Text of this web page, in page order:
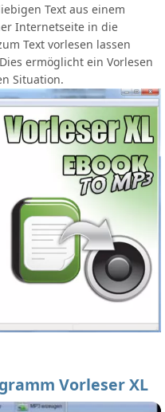
Text aus einem
Internetseite in die
Text vorlesen lassen
ermöglicht ein Vorlesen
Situation.
Vorleser XL